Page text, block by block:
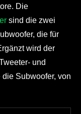
Die
sind die zwei
die für
wird der
und
Subwoofer, von